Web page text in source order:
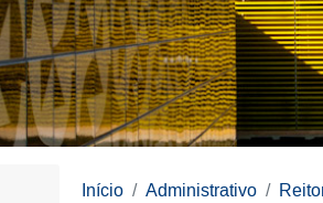
Início Administrativo